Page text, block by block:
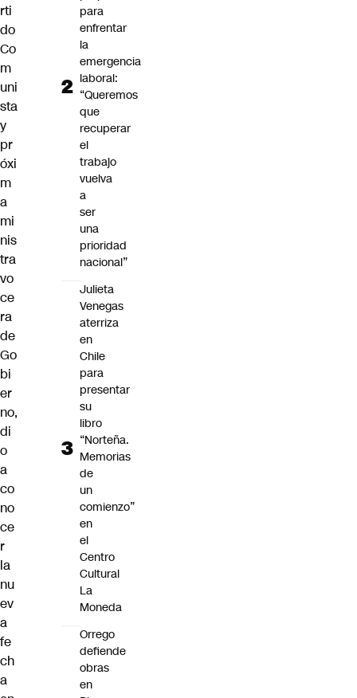
rti
do
Co
m
uni
sta
y
pr
óxi
m
a
mi
nis
tra
vo
ce
ra
de
Go
bi
er
no,
di
o
a
co
no
ce
r
la
nu
ev
a
fe
ch
a
para
enfrentar
la
emergencia
laboral:
“Queremos
que
recuperar
el
trabajo
vuelva
a
ser
una
prioridad
nacional”
Julieta
Venegas
aterriza
en
Chile
para
presentar
su
libro
“Norteña.
Memorias
de
un
comienzo”
en
el
Centro
Cultural
La
Moneda
Orrego
defiende
obras
en